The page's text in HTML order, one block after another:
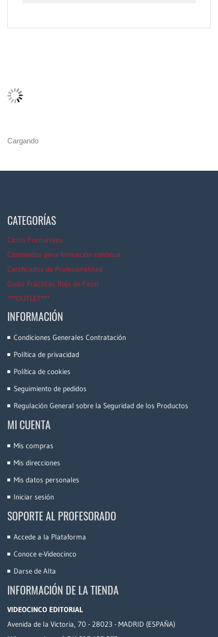
Cargando
CATEGORÍAS
Ciclos Formativos
Contenidos para formación continua
Certificados de Profesionalidad
Guías Prácticas Rojo de Fassi
***OUTLET***
INFORMACIÓN
Condiciones Generales Contratación
Política de privacidad
Política de cookies
Seguimiento de pedidos
Regulación General sobre la Seguridad de los Productos
MI CUENTA
Mis compras
Mis direcciones
Mis datos personales
Iniciar sesión
SOPORTE AL PROFESORADO
Accede a la Plataforma
Conoce e-Videocinco
Darse de Alta
INFORMACIÓN DE LA TIENDA
VIDEOCINCO EDITORIAL
Avenida de la Victoria, 70 - 28023 - MADRID (ESPAÑA)